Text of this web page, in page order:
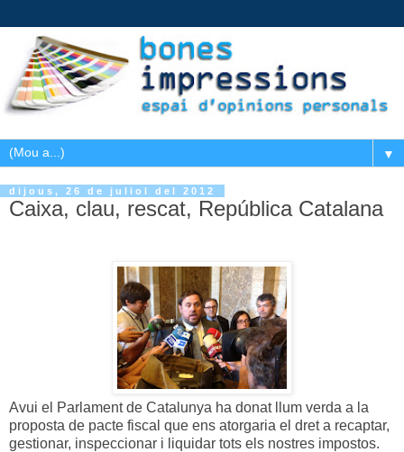
▼
dijous, 26 de juliol del 2012
Caixa, clau, rescat, República Catalana
Avui el Parlament de Catalunya ha donat llum verda a la
proposta de pacte fiscal que ens atorgaria el dret a recaptar,
gestionar, inspeccionar i liquidar tots els nostres impostos.